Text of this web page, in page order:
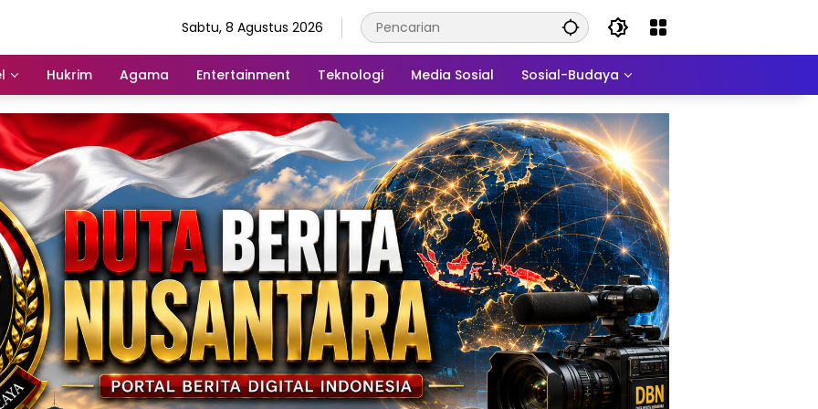
Sabtu, 8 Agustus 2026
Hukrim Agama Entertainment Teknologi Media Sosial Sosial-Budaya